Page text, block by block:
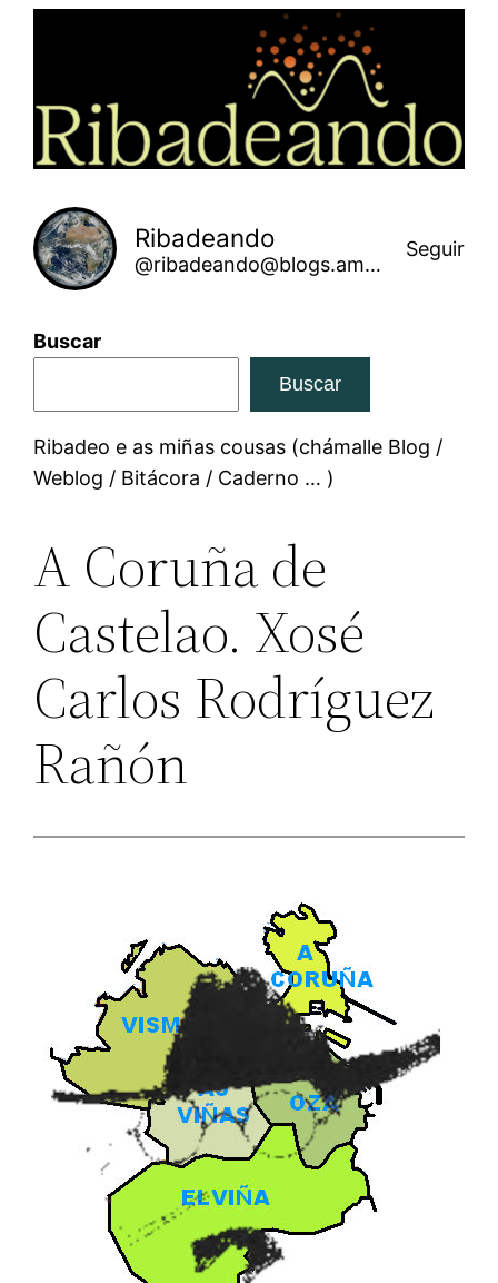
Ribadeando
@ribadeando@blogs.amarinha.gal
Seguir
Buscar
Buscar
Ribadeo e as miñas cousas (chámalle Blog /
Weblog / Bitácora / Caderno … )
A Coruña de
Castelao. Xosé
Carlos Rodríguez
Rañón